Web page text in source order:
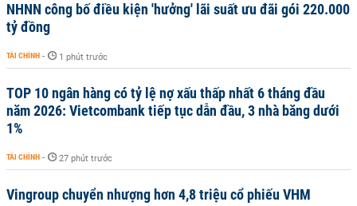
NHNN công bố điều kiện 'hưởng' lãi suất ưu đãi gói 220.000
tỷ đồng
TÀI CHÍNH - 1 phút trước
TOP 10 ngân hàng có tỷ lệ nợ xấu thấp nhất 6 tháng đầu
năm 2026: Vietcombank tiếp tục dẫn đầu, 3 nhà băng dưới
1%
TÀI CHÍNH - 27 phút trước
Vingroup chuyển nhượng hơn 4,8 triệu cổ phiếu VHM